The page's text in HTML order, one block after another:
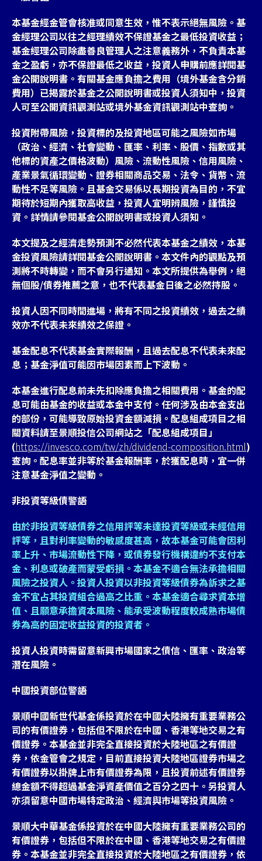
本基金經金管會核准或同意生效，惟不表示絕無風險。基
金經理公司以往之經理績效不保證基金之最低投資收益；
基金經理公司除盡善良管理人之注意義務外，不負責本基
金之盈虧，亦不保證最低之收益，投資人申購前應詳閱基
金公開說明書。有關基金應負擔之費用（境外基金含分銷
費用）已揭露於基金之公開說明書或投資人須知中，投資
人可至公開資訊觀測站或境外基金資訊觀測站中查詢。
投資附帶風險，投資標的及投資地區可能之風險如市場
（政治、經濟、社會變動、匯率、利率、股價、指數或其
他標的資產之價格波動）風險、流動性風險、信用風險、
產業景氣循環變動、證券相關商品交易、法令、貨幣、流
動性不足等風險。且基金交易係以長期投資為目的，不宜
期待於短期內獲取高收益，投資人宜明辨風險，謹慎投
資。詳情請參閱基金公開說明書或投資人須知。
本文提及之經濟走勢預測不必然代表本基金之績效，本基
金投資風險請詳閱基金公開說明書。本文件內的觀點及預
測將不時轉變，而不會另行通知。本文所提供為舉例，絕
無個股/債券推薦之意，也不代表基金日後之必然持股。
投資人因不同時間進場，將有不同之投資績效，過去之績
效亦不代表未來績效之保證。
基金配息不代表基金實際報酬，且過去配息不代表未來配
息；基金淨值可能因市場因素而上下波動。
本基金進行配息前未先扣除應負擔之相關費用。基金的配
息可能由基金的收益或本金中支付。任何涉及由本金支出
的部份，可能導致原始投資金額減損。配息組成項目之相
關資料請至景順投信公司網站之「配息組成項目」
(https://invesco.com/tw/zh/dividend-composition.html)
查詢。配息率並非等於基金報酬率，於獲配息時，宜一併
注意基金淨值之變動。
非投資等級債警語
由於非投資等級債券之信用評等未達投資等級或未經信用
評等，且對利率變動的敏感度甚高，故本基金可能會因利
率上升、市場流動性下降，或債券發行機構違約不支付本
金、利息或破產而蒙受虧損。本基金不適合無法承擔相關
風險之投資人。投資人投資以非投資等級債券為訴求之基
金不宜占其投資組合過高之比重。本基金適合尋求資本增
值、且願意承擔資本風險、能承受波動程度較成熟市場債
券為高的固定收益投資的投資者。
投資人投資時需留意新興市場國家之債信、匯率、政治等
潛在風險。
中國投資部位警語
景順中國新世代基金係投資於在中國大陸擁有重要業務公
司的有價證券，包括但不限於在中國、香港等地交易之有
價證券。本基金並非完全直接投資於大陸地區之有價證
券，依金管會之規定，目前直接投資大陸地區證券市場之
有價證券以掛牌上市有價證券為限，且投資前述有價證券
總金額不得超過基金淨資產價值之百分之四十。另投資人
亦須留意中國市場特定政治、經濟與市場等投資風險。
景順大中華基金係投資於在中國大陸擁有重要業務公司的
有價證券，包括但不限於在中國、香港等地交易之有價證
券。本基金並非完全直接投資於大陸地區之有價證券，依